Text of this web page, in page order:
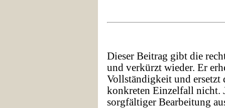
Dieser Beitrag gibt die
und verkürzt wieder. Er
Vollständigkeit und
konkreten Einzelfall nicht.
sorgfältiger Bearbeitung